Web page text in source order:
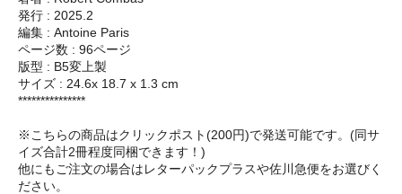
発行 : 2025.2
編集 : Antoine Paris
ページ数 : 96ページ
版型 : B5変上製
サイズ : 24.6x 18.7 x 1.3 cm
***************
※こちらの商品はクリックポスト(200円)で発送可能です。(同サ
イズ合計2冊程度同梱できます！)
他にもご注文の場合はレターパックプラスや佐川急便をお選びく
ださい。